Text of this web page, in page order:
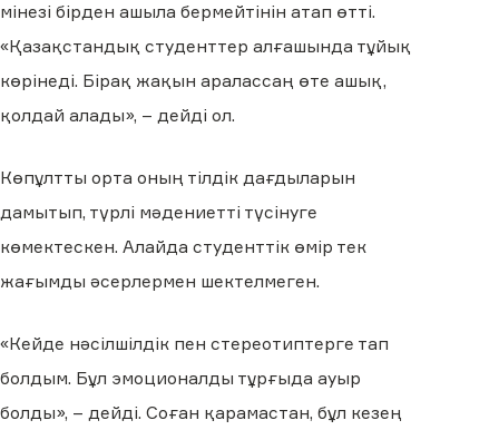
мінезі бірден ашыла бермейтінін атап өтті.
«Қазақстандық студенттер алғашында тұйық
көрінеді. Бірақ жақын аралассаң өте ашық,
қолдай алады», – дейді ол.
Көпұлтты орта оның тілдік дағдыларын
дамытып, түрлі мәдениетті түсінуге
көмектескен. Алайда студенттік өмір тек
жағымды әсерлермен шектелмеген.
«Кейде нәсілшілдік пен стереотиптерге тап
болдым. Бұл эмоционалды тұрғыда ауыр
болды», – дейді. Соған қарамастан, бұл кезең